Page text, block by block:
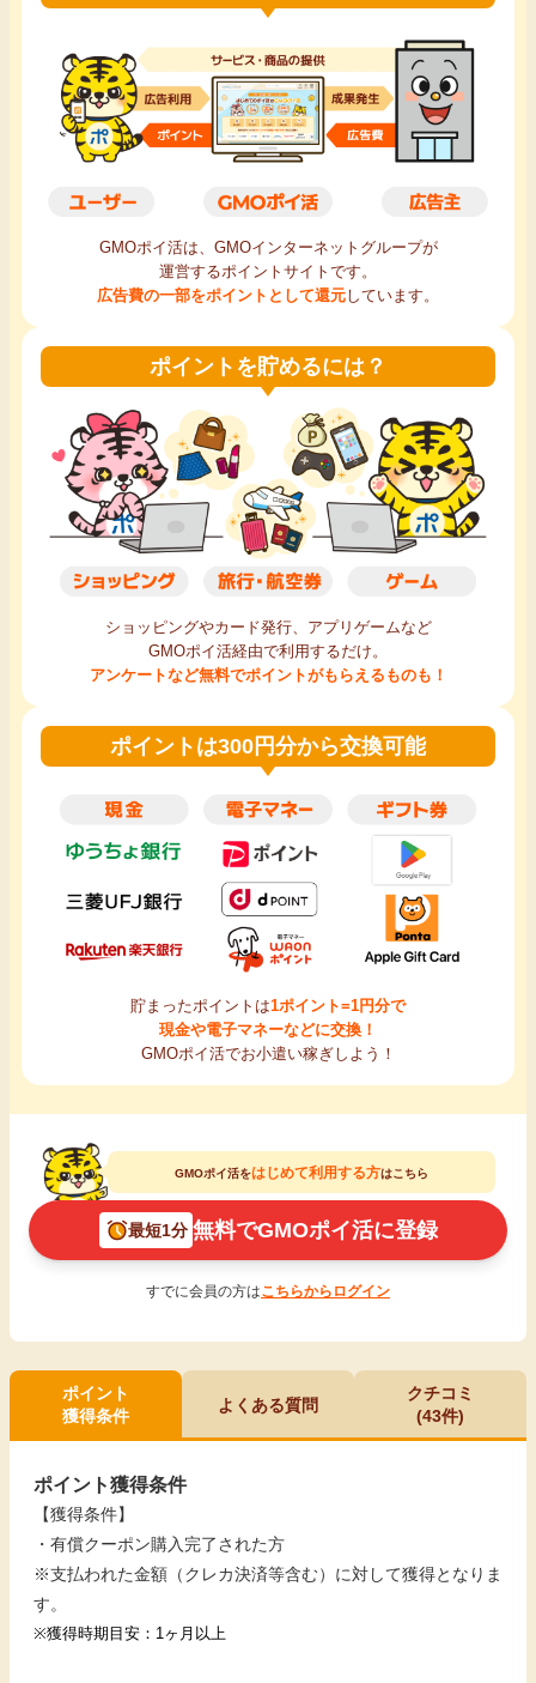
毎日ゲット
特集一覧
GMOポイ活の使い方
GMOポイ活は、GMOインターネットグループが
運営するポイントサイトです。
広告費の一部をポイントとして還元しています。
ポイントを貯めるには？
ショッピングやカード発行、アプリゲームなど
GMOポイ活経由で利用するだけ。
アンケートなど無料でポイントがもらえるものも！
ポイントは300円分から交換可能
貯まったポイントは1ポイント=1円分で
現金や電子マネーなどに交換！
GMOポイ活でお小遣い稼ぎしよう！
GMOポイ活をはじめて利用する方はこちら
最短1分 無料でGMOポイ活に登録
すでに会員の方はこちらからログイン
ポイント
獲得条件
よくある質問
クチコミ
(43件)
ポイント獲得条件
【獲得条件】
・有償クーポン購入完了された方
※支払われた金額（クレカ決済等含む）に対して獲得となりま
す。
※獲得時期目安： 1ヶ月以上